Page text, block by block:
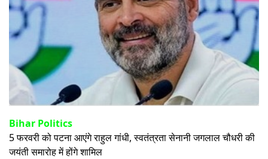
Bihar Politics
5 फरवरी को पटना आएंगे राहुल गांधी, स्वतंत्रता सेनानी जगलाल चौधरी की
जयंती समारोह में होंगे शामिल